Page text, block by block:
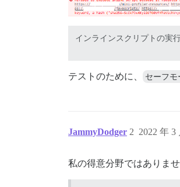
インラインスクリプト
テストのために、 セーフモ
JammyDodger 2022 年 3
2
私の得意分野ではありま